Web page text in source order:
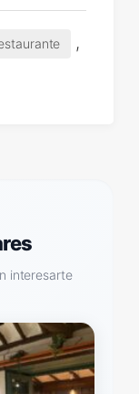
,
interesarte